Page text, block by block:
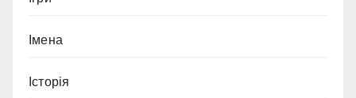
Імена
Історія